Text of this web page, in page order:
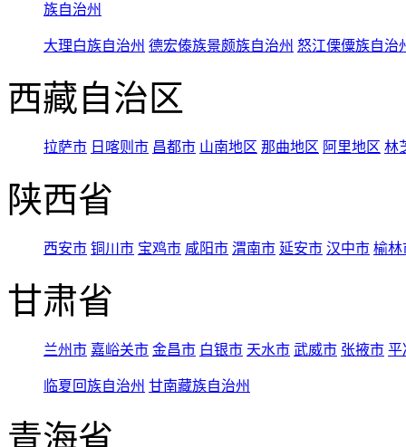
族自治州
大理白族自治州 德宏傣族景颇族自治州 怒江傈僳族自治
西藏自治区
拉萨市 日喀则市 昌都市 山南地区 那曲地区 阿里地区 林
陕西省
西安市 铜川市 宝鸡市 咸阳市 渭南市 延安市 汉中市 榆林
甘肃省
兰州市 嘉峪关市 金昌市 白银市 天水市 武威市 张掖市 平
临夏回族自治州 甘南藏族自治州
青海省